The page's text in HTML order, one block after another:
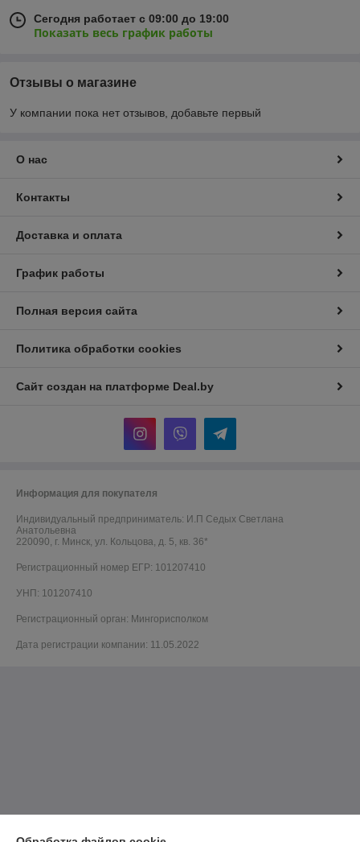
Сегодня работает с 09:00 до 19:00
Показать весь график работы
Отзывы о магазине
У компании пока нет отзывов, добавьте первый
О нас
Контакты
Доставка и оплата
График работы
Полная версия сайта
Политика обработки cookies
Сайт создан на платформе Deal.by
Информация для покупателя
Индивидуальный предприниматель: И.П Седых Светлана
Анатольевна
220090, г. Минск, ул. Кольцова, д. 5, кв. 36*
Регистрационный номер ЕГР: 101207410
УНП: 101207410
Регистрационный орган: Мингорисполком
Дата регистрации компании: 11.05.2022